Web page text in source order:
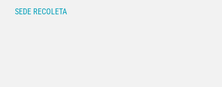
SEDE RECOLETA